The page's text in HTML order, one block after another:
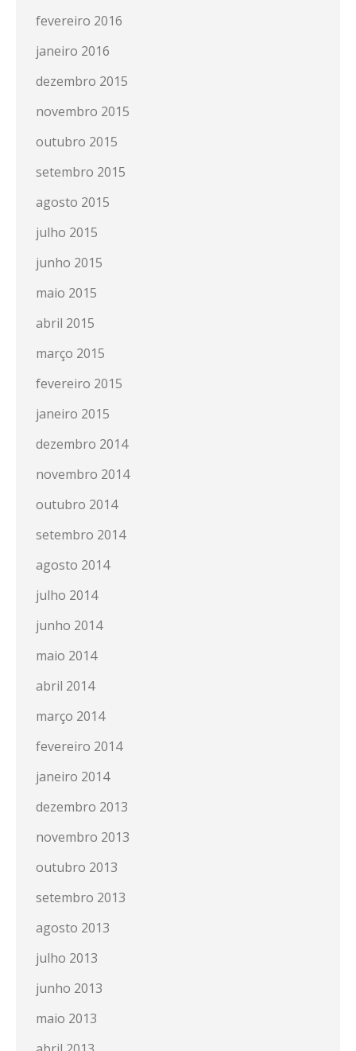
fevereiro 2016
janeiro 2016
dezembro 2015
novembro 2015
outubro 2015
setembro 2015
agosto 2015
julho 2015
junho 2015
maio 2015
abril 2015
março 2015
fevereiro 2015
janeiro 2015
dezembro 2014
novembro 2014
outubro 2014
setembro 2014
agosto 2014
julho 2014
junho 2014
maio 2014
abril 2014
março 2014
fevereiro 2014
janeiro 2014
dezembro 2013
novembro 2013
outubro 2013
setembro 2013
agosto 2013
julho 2013
junho 2013
maio 2013